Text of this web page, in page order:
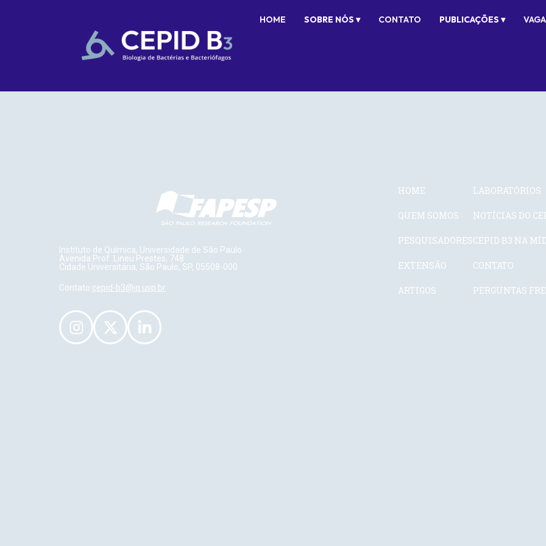
HOME SOBRE NÓS ▾ CONTATO PUBLICAÇÕES ▾
Instituto de Química, Universidade de São Paulo
Avenida Prof. Lineu Prestes, 748
Cidade Universitária, São Paulo, SP, 05508-000
Contato:cepid-b3@iq.usp.br
HOME
QUEM SOMOS
PESQUISADORES
EXTENSÃO
ARTIGOS
LABORATÓRIOS
NOTÍCIAS DO
CEPID B3 NA
CONTATO
PERGUNTAS